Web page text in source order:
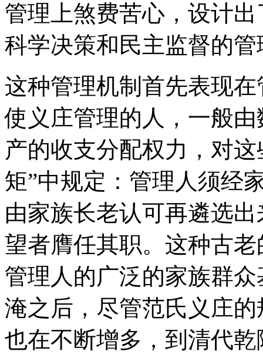
管理上煞费苦心，设计
科学决策和民主监督的
这种管理机制首先表现
使义庄管理的人，一般
产的收支分配权力，对
矩”中规定：管理人须经
由家族长老认可再遴选
望者膺任其职。这种古
管理人的广泛的家族群
淹之后，尽管范氏义庄
也在不断增多，到清代